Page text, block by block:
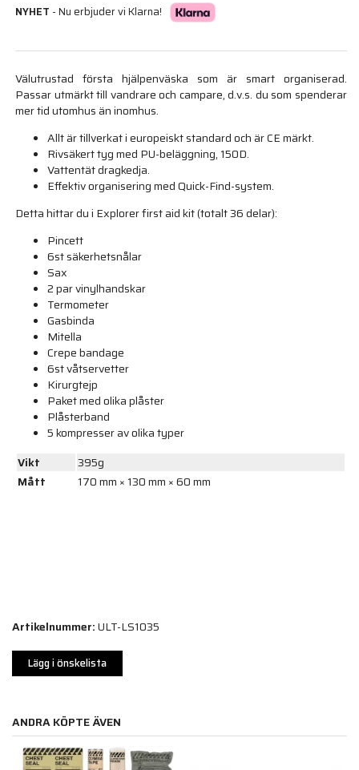
NYHET - Nu erbjuder vi Klarna!
Välutrustad första hjälpenväska som är smart organiserad.
Passar utmärkt till vandrare och campare, d.v.s. du som spenderar
mer tid utomhus än inomhus.
Allt är tillverkat i europeiskt standard och är CE märkt.
Rivsäkert tyg med PU-beläggning, 150D.
Vattentät dragkedja.
Effektiv organisering med Quick-Find-system.
Detta hittar du i Explorer first aid kit (totalt 36 delar):
Pincett
6st säkerhetsnålar
Sax
2 par vinylhandskar
Termometer
Gasbinda
Mitella
Crepe bandage
6st våtservetter
Kirurgtejp
Paket med olika plåster
Plåsterband
5 kompresser av olika typer
Vikt
395g
Mått
170 mm × 130 mm × 60 mm
Artikelnummer:ULT-LS1035
Lägg i önskelista
ANDRA KÖPTE ÄVEN